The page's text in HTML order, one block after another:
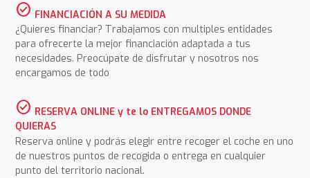
check_circle FINANCIACIÓN A SU MEDIDA
¿Quieres financiar? Trabajamos con multiples entidades
para ofrecerte la mejor financiación adaptada a tus
necesidades. Preocúpate de disfrutar y nosotros nos
encargamos de todo
check_circle RESERVA ONLINE y te lo ENTREGAMOS DONDE
QUIERAS
Reserva online y podrás elegir entre recoger el coche en uno
de nuestros puntos de recogida o entrega en cualquier
punto del territorio nacional.